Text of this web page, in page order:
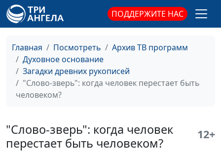
ПОДДЕРЖИТЕ НАС
Главная Посмотреть
Архив ТВ программ
Духовное основание
Загадки древних рукописей
"Слово-зверь": когда человек перестает быть
человеком?
"Слово-зверь": когда человек
перестает быть человеком?
12+
История первой
русскоязычной
Олег Габрусевич,
священнослужитель,
Александр Богданенков,
священнослужитель,
филолог, литературовед
#159
Македонский
Александр Богданенков,
Олег Габрусевич,
священнослужитель,
историк, богослов